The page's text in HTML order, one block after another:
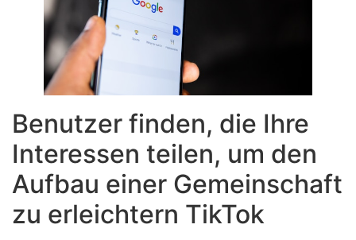
Benutzer finden, die Ihre
Interessen teilen, um den
Aufbau einer Gemeinschaft
zu erleichtern TikTok